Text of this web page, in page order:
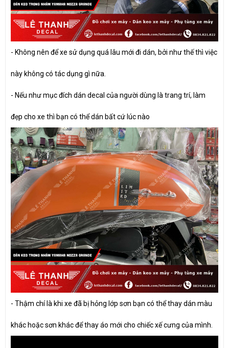
- Không nên để xe sử dụng quá lâu mới đi dán, bởi như thế thì việc
này không có tác dụng gì nữa.
- Nếu như mục đích dán decal của người dùng là trang trí, làm
đẹp cho xe thì bạn có thể dán bất cứ lúc nào
- Thậm chí là khi xe đã bị hỏng lớp sơn bạn có thể thay dán màu
khác hoặc sơn khác để thay áo mới cho chiếc xế cưng của mình.